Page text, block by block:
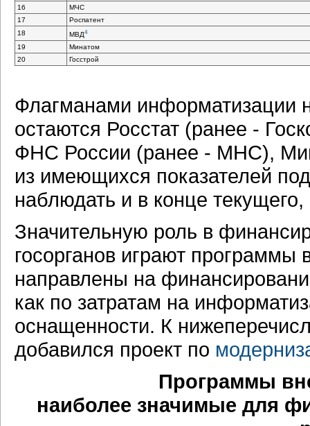
16
МЧС
17
Роспатент
18
МВД4
19
Минатом
20
Госстрой
Флагманами информатизации
остаются Росстат (ранее -
ФНС России (ранее - МНС),
из имеющихся показателей
наблюдать и в конце текущего,
Значительную роль в
госорганов играют
направлены на
как по затратам на
оснащенности. К
добавился проект по
Программы
наиболее значимые для